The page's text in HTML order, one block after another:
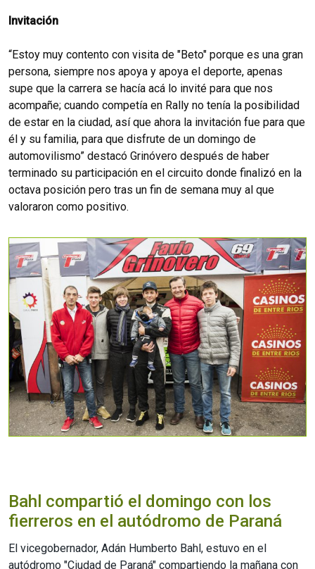
Invitación
“Estoy muy contento con visita de "Beto" porque es una gran
persona, siempre nos apoya y apoya el deporte, apenas
supe que la carrera se hacía acá lo invité para que nos
acompañe; cuando competía en Rally no tenía la posibilidad
de estar en la ciudad, así que ahora la invitación fue para que
él y su familia, para que disfrute de un domingo de
automovilismo” destacó Grinóvero después de haber
terminado su participación en el circuito donde finalizó en la
octava posición pero tras un fin de semana muy al que
valoraron como positivo.
Bahl compartió el domingo con los
fierreros en el autódromo de Paraná
El vicegobernador, Adán Humberto Bahl, estuvo en el
autódromo "Ciudad de Paraná" compartiendo la mañana con